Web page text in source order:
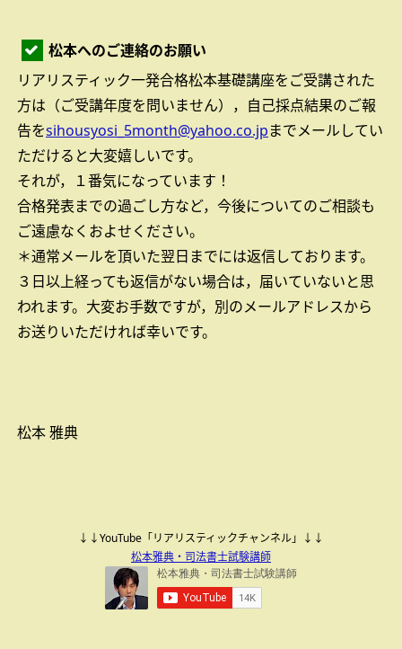
松本へのご連絡のお願い
リアリスティック一発合格松本基礎講座をご受講された
方は（ご受講年度を問いません），自己採点結果のご報
告をsihousyosi_5month@yahoo.co.jpまでメールしてい
ただけると大変嬉しいです。
それが，１番気になっています！
合格発表までの過ごし方など，今後についてのご相談も
ご遠慮なくおよせください。
＊通常メールを頂いた翌日までには返信しております。
３日以上経っても返信がない場合は，届いていないと思
われます。大変お手数ですが，別のメールアドレスから
お送りいただければ幸いです。
松本 雅典
↓↓YouTube「リアリスティックチャンネル」↓↓
松本雅典・司法書士試験講師